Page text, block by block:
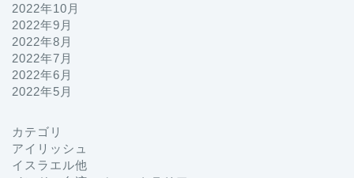
2022年10月
2022年9月
2022年8月
2022年7月
2022年6月
2022年5月
カテゴリ
アイリッシュ
イスラエル他